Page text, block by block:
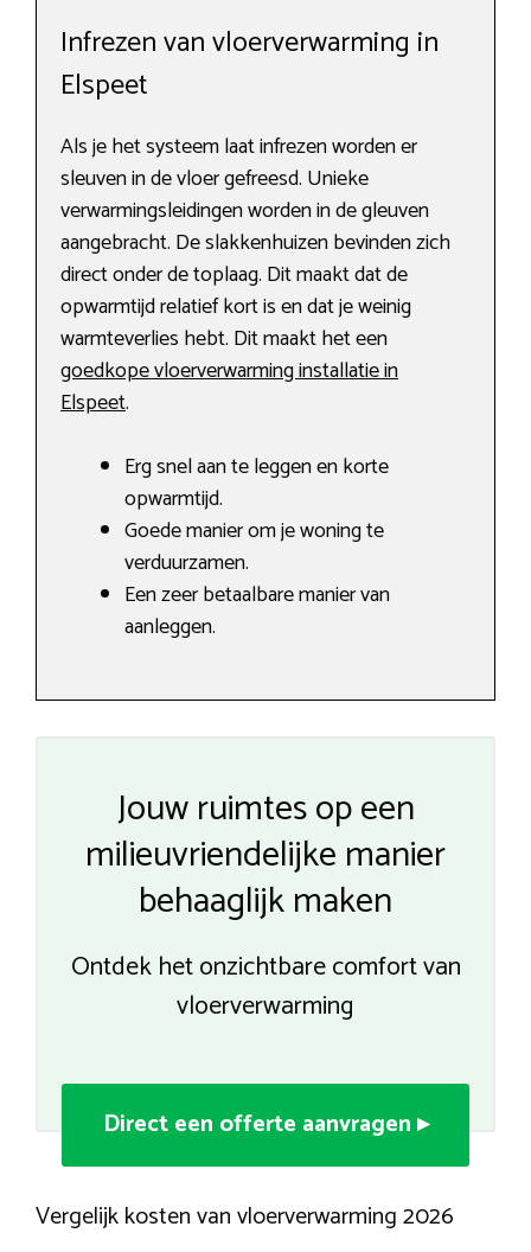
Infrezen van vloerverwarming in
Elspeet
Als je het systeem laat infrezen worden er
sleuven in de vloer gefreesd. Unieke
verwarmingsleidingen worden in de gleuven
aangebracht. De slakkenhuizen bevinden zich
direct onder de toplaag. Dit maakt dat de
opwarmtijd relatief kort is en dat je weinig
warmteverlies hebt. Dit maakt het een
goedkope vloerverwarming installatie in
Elspeet.
Erg snel aan te leggen en korte
opwarmtijd.
Goede manier om je woning te
verduurzamen.
Een zeer betaalbare manier van
aanleggen.
Jouw ruimtes op een
milieuvriendelijke manier
behaaglijk maken
Ontdek het onzichtbare comfort van
vloerverwarming
Direct een offerte aanvragen ▸
Vergelijk kosten van vloerverwarming 2026